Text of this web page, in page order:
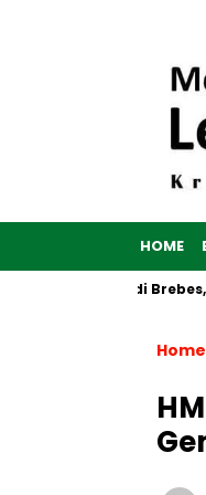
HOME
di Brebes, Siap
Home